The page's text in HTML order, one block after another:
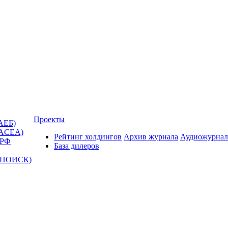
РФ
ПОИСК)
Проекты
Рейтинг холдингов
База дилеров
Архив журнала Аудиожурнал